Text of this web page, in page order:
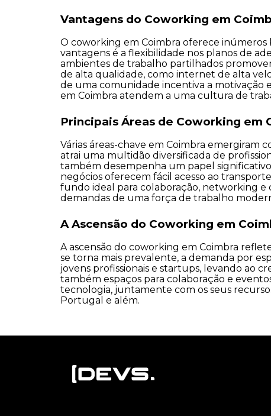
Vantagens do Coworking em
O coworking em Coimbra oferece inúmeros
vantagens é a flexibilidade nos planos de
ambientes de trabalho partilhados
de alta qualidade, como internet de alta
de uma comunidade incentiva a motivação
em Coimbra atendem a uma cultura de
Principais Áreas de Coworking em
Várias áreas-chave em Coimbra emergiram
atrai uma multidão diversificada de
também desempenha um papel
negócios oferecem fácil acesso ao
fundo ideal para colaboração, networking
demandas de uma força de trabalho
A Ascensão do Coworking em
A ascensão do coworking em Coimbra
se torna mais prevalente, a demanda por
jovens profissionais e startups, levando ao
também espaços para colaboração e
tecnologia, juntamente com os seus
Portugal e além.